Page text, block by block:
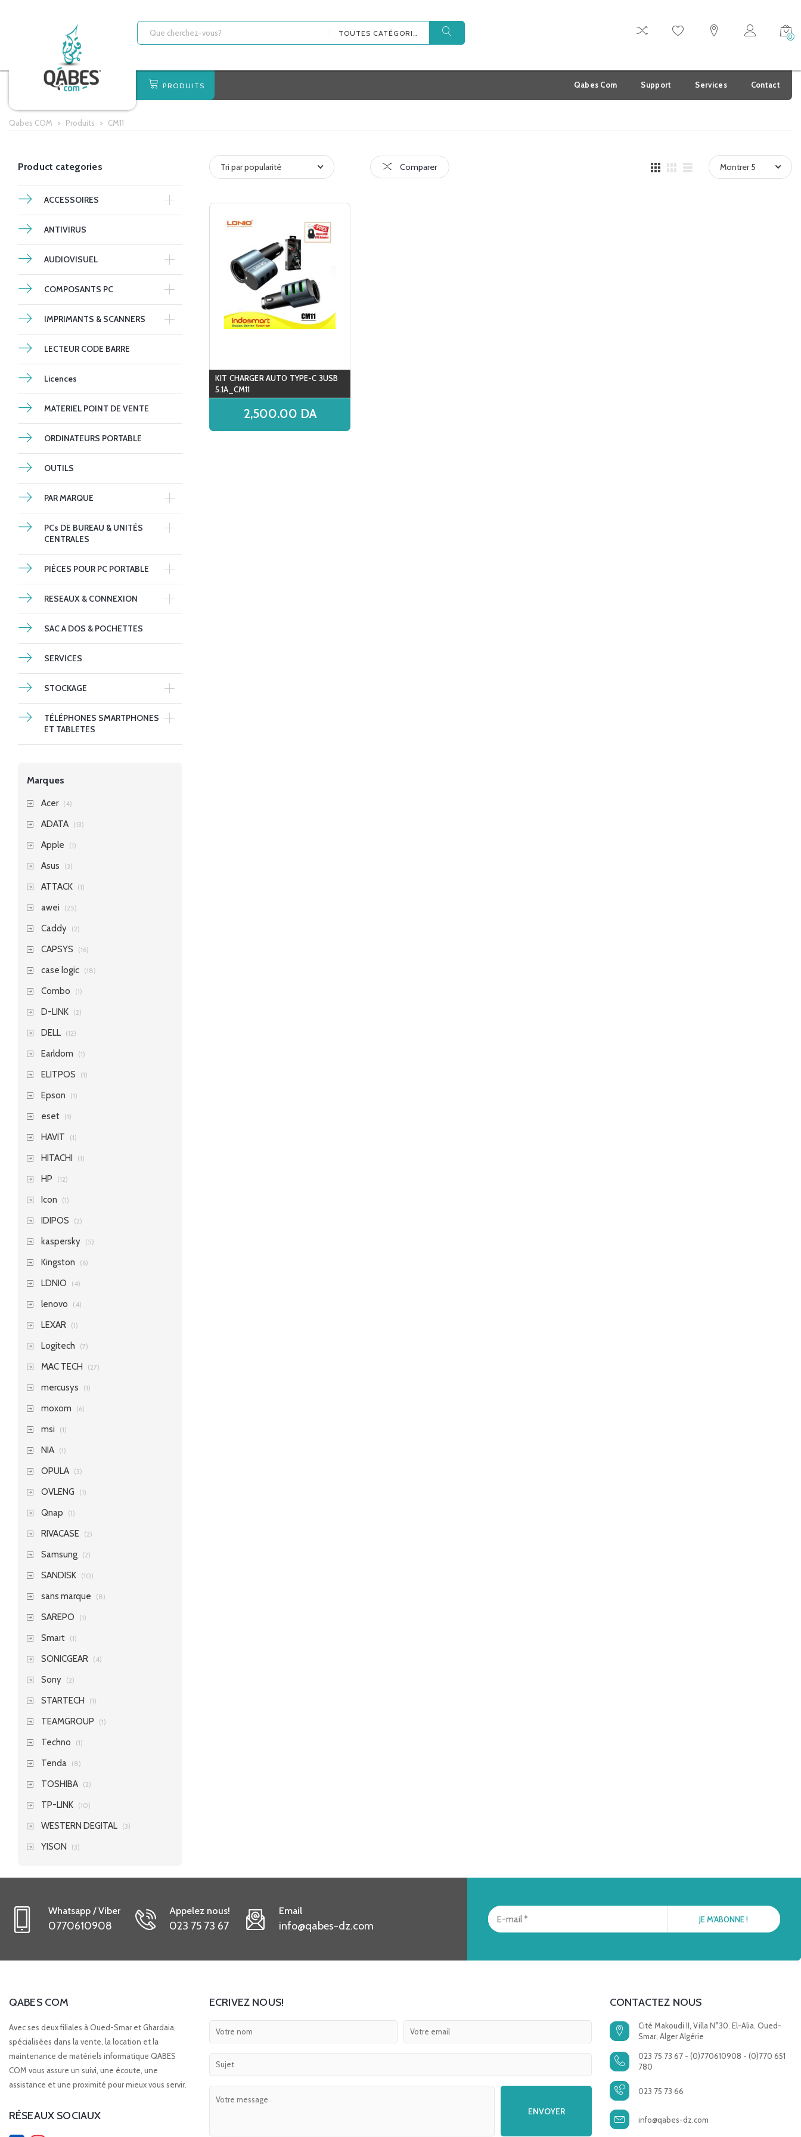
TOUTES CATÉGORIES 0
PRODUITS Qabes Com Support Services Contact
Qabes COM > Produits > CM11
Product categories
ACCESSOIRES
ANTIVIRUS
AUDIOVISUEL
COMPOSANTS PC
IMPRIMANTS & SCANNERS
LECTEUR CODE BARRE
Licences
MATERIEL POINT DE VENTE
ORDINATEURS PORTABLE
OUTILS
PAR MARQUE
PCs DE BUREAU & UNITÉS
CENTRALES
PIÈCES POUR PC PORTABLE
RESEAUX & CONNEXION
SAC A DOS & POCHETTES
SERVICES
STOCKAGE
TÉLÉPHONES SMARTPHONES
ET TABLETES
Marques
Acer (4)
ADATA (13)
Apple (1)
Asus (3)
ATTACK (1)
awei (25)
Caddy (2)
CAPSYS (16)
case logic (18)
Combo (1)
D-LINK (2)
DELL (12)
Earldom (1)
ELITPOS (1)
Epson (1)
eset (1)
HAVIT (1)
HITACHI (1)
HP (12)
Icon (1)
IDIPOS (2)
kaspersky (5)
Kingston (6)
LDNIO (4)
lenovo (4)
LEXAR (1)
Logitech (7)
MAC TECH (27)
mercusys (1)
moxom (6)
msi (1)
NIA (1)
OPULA (3)
OVLENG (1)
Qnap (1)
RIVACASE (2)
Samsung (2)
SANDISK (10)
sans marque (8)
SAREPO (1)
Smart (1)
SONICGEAR (4)
Sony (2)
STARTECH (1)
TEAMGROUP (1)
Techno (1)
Tenda (8)
TOSHIBA (2)
TP-LINK (10)
WESTERN DEGITAL (3)
YISON (3)
Tri par popularité Comparer Montrer 5
KIT CHARGER AUTO TYPE-C 3USB
5.1A_CM11
2,500.00 DA
Whatsapp / Viber
0770610908
Appelez nous!
023 75 73 67
Email
info@qabes-dz.com
QABES COM
Avec ses deux filiales à Oued-Smar et Ghardaia,
spécialisées dans la vente, la location et la
maintenance de matériels informatique QABES
COM vous assure un suivi, une écoute, une
assistance et une proximité pour mieux vous servir.
RÉSEAUX SOCIAUX
ECRIVEZ NOUS! CONTACTEZ NOUS
Cité Makoudi II, Villa N°30. El-Alia. Oued-
Smar, Alger Algérie
023 75 73 67 - (0)770610908 - (0)770 651
780
023 75 73 66
info@qabes-dz.com